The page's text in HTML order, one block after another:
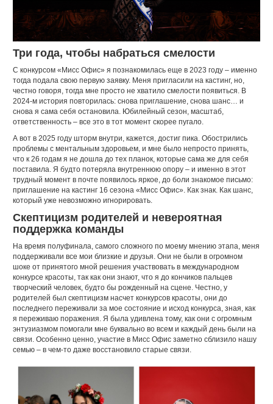
Три года, чтобы набраться смелости
С конкурсом «Мисс Офис» я познакомилась еще в 2023 году – именно
тогда подала свою первую заявку. Меня пригласили на кастинг, но,
честно говоря, тогда мне просто не хватило смелости появиться. В
2024-м история повторилась: снова приглашение, снова шанс… и
снова я сама себя остановила. Юбилейный сезон, масштаб,
ответственность – все это в тот момент скорее пугало.
А вот в 2025 году шторм внутри, кажется, достиг пика. Обострились
проблемы с ментальным здоровьем, и мне было непросто принять,
что к 26 годам я не дошла до тех планок, которые сама же для себя
поставила. Я будто потеряла внутреннюю опору – и именно в этот
трудный момент в почте появилось яркое, до боли знакомое письмо:
приглашение на кастинг 16 сезона «Мисс Офис». Как знак. Как шанс,
который уже невозможно игнорировать.
Скептицизм родителей и невероятная
поддержка команды
На время полуфинала, самого сложного по моему мнению этапа, меня
поддерживали все мои близкие и друзья. Они не были в огромном
шоке от принятого мной решения участвовать в международном
конкурсе красоты, так как они знают, что я до кончиков пальцев
творческий человек, будто бы рожденный на сцене. Честно, у
родителей был скептицизм насчет конкурсов красоты, они до
последнего переживали за мое состояние и исход конкурса, зная, как
я переживаю поражения. Я была удивлена тому, как они с огромным
энтузиазмом помогали мне буквально во всем и каждый день были на
связи. Особенно ценно, участие в Мисс Офис заметно сблизило нашу
семью – в чем-то даже восстановило старые связи.